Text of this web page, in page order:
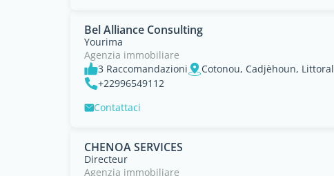
Bel Alliance Consulting
Yourima
Agenzia immobiliare
3 Raccomandazioni
Cotonou, Cadjèhoun, Littoral
+22996549112
Contattaci
CHENOA SERVICES
Directeur
Agenzia immobiliare